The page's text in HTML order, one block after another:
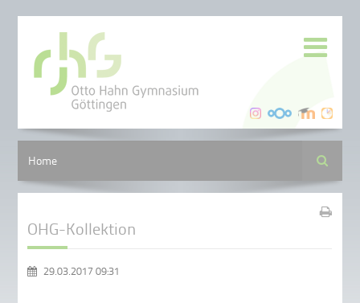
Home Suche
OHG-Kollektion
29.03.2017 09:31